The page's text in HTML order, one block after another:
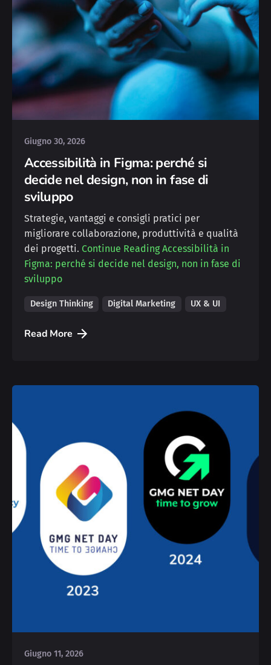
Posted by
Giugno 30, 2026
Accessibilità in Figma: perché si
decide nel design, non in fase di
sviluppo
Strategie, vantaggi e consigli pratici per
migliorare collaborazione, produttività e qualità
dei progetti. Continue ReadingAccessibilità in
Figma: perché si decide nel design, non in fase di
sviluppo
Design Thinking Digital Marketing UX & UI
Read More
Giugno 11, 2026